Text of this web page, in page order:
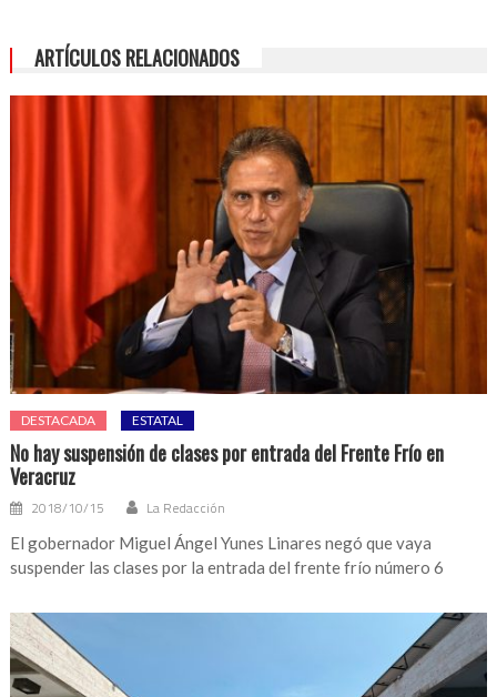
ARTÍCULOS RELACIONADOS
DESTACADA ESTATAL
No hay suspensión de clases por entrada del Frente Frío en
Veracruz
2018/10/15 La Redacción
El gobernador Miguel Ángel Yunes Linares negó que vaya
suspender las clases por la entrada del frente frío número 6